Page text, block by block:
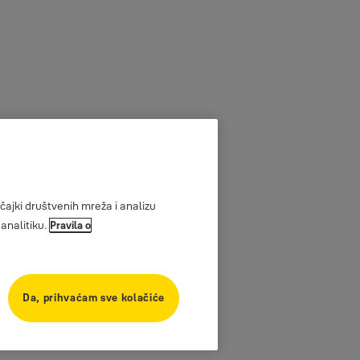
društvenih mreža i analizu
Pravila o
Da, prihvaćam sve kolačiće